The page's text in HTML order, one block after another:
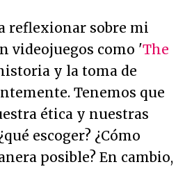
reflexionar sobre mi
videojuegos como 'The
y la toma de
Tenemos que
ética y nuestras
escoger? ¿Cómo
posible? En cambio,